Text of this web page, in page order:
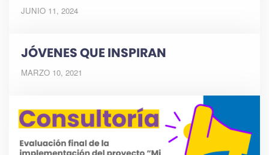
JUNIO 11, 2024
JÓVENES QUE INSPIRAN
MARZO 10, 2021